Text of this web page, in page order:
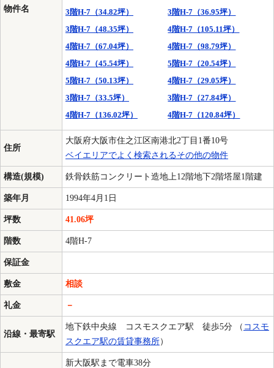
物件名
3階H-7（34.82坪）
3階H-7（36.95坪）
3階H-7（48.35坪）
4階H-7（105.11坪）
4階H-7（67.04坪）
4階H-7（98.79坪）
4階H-7（45.54坪）
5階H-7（20.54坪）
5階H-7（50.13坪）
4階H-7（29.05坪）
3階H-7（33.5坪）
3階H-7（27.84坪）
4階H-7（136.02坪）
4階H-7（120.84坪）
住所
大阪府大阪市住之江区南港北2丁目1番10号
ベイエリアでよく検索されるその他の物件
構造(規模) 鉄骨鉄筋コンクリート造地上12階地下2階塔屋1階建
築年月 1994年4月1日
坪数 41.06坪
階数 4階H-7
保証金
敷金 相談
礼金 －
沿線・最寄駅
地下鉄中央線 コスモスクエア駅 徒歩5分 （ コスモ
スクエア駅の賃貸事務所）
新大阪駅まで電車38分